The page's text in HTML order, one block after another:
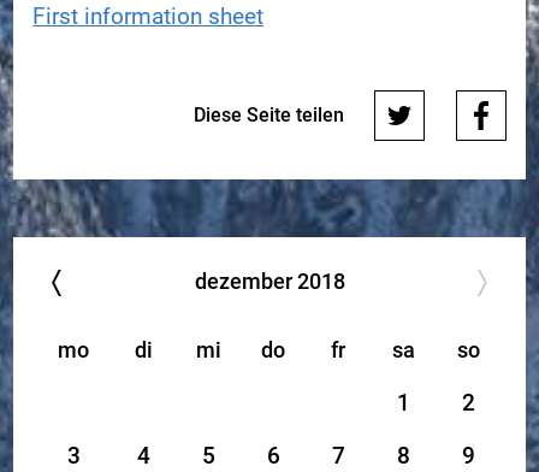
First information sheet
Diese Seite teilen
dezember 2018
mo di mi do fr sa so
1
2
3
4 5 6 7 8
9